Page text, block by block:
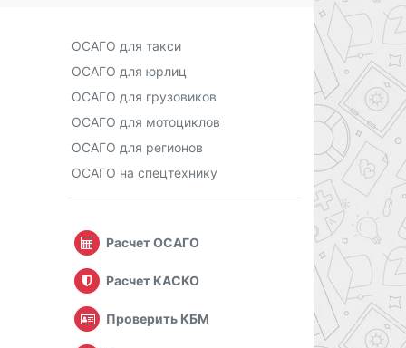
ОСАГО для такси
ОСАГО для юрлиц
ОСАГО для грузовиков
ОСАГО для мотоциклов
ОСАГО для регионов
ОСАГО на спецтехнику
Расчет ОСАГО
Расчет КАСКО
Проверить КБМ